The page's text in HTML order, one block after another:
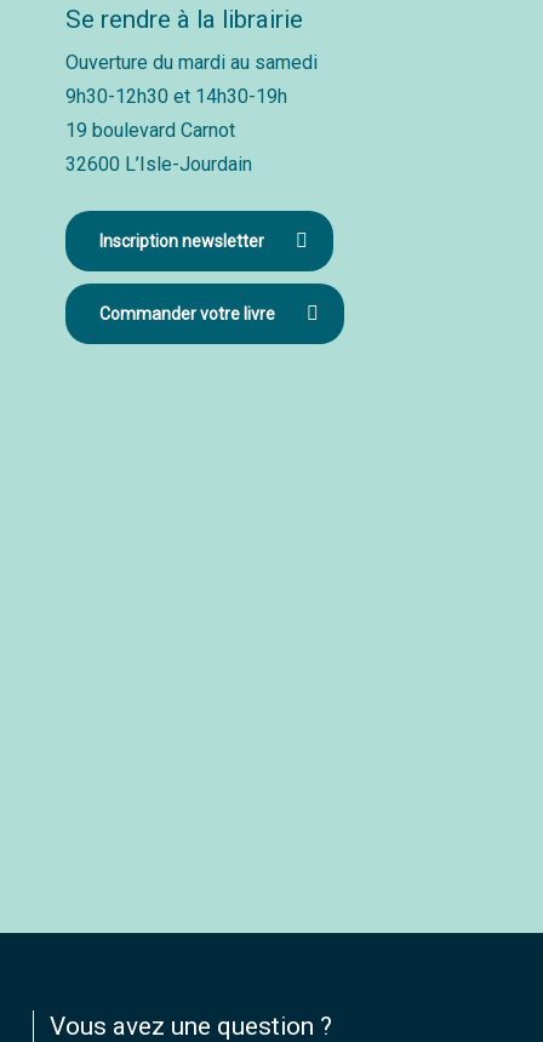
Se rendre à la librairie
Ouverture du mardi au samedi
9h30-12h30 et 14h30-19h
19 boulevard Carnot
32600 L’Isle-Jourdain
Inscription newsletter
Commander votre livre
Vous avez une question ?